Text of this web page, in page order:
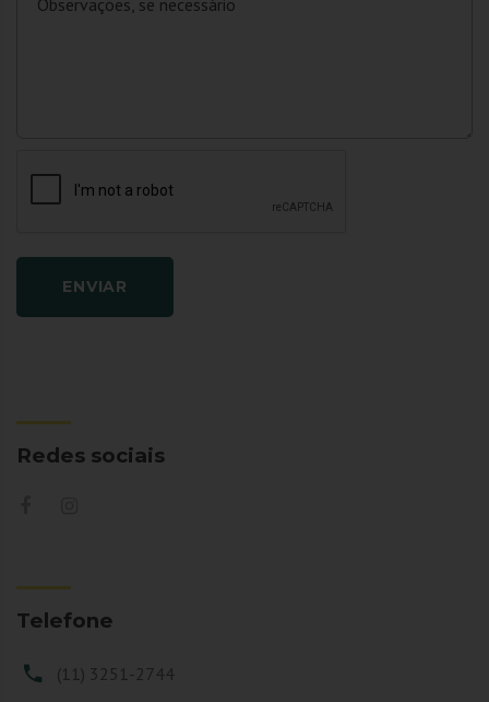
Observações, se necessário
ENVIAR
Redes sociais
Telefone
(11) 3251-2744